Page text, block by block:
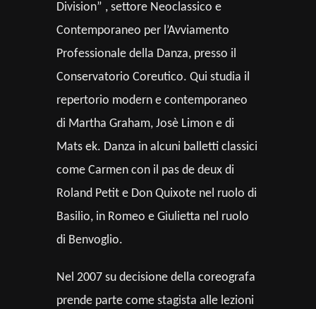
Division” , settore Neoclassico e
Contemporaneo per l’Avviamento
Professionale della Danza, presso il
Conservatorio Coreutico. Qui studia il
repertorio modern e contemporaneo
di Martha Graham, Josè Limon e di
Mats ek. Danza in alcuni balletti classici
come Carmen con il pas de deux di
Roland Petit e Don Quixote nel ruolo di
Basilio, in Romeo e Giulietta nel ruolo
di Benvoglio.
Nel 2007 su decisione della coreografa
prende parte come stagista alle lezioni